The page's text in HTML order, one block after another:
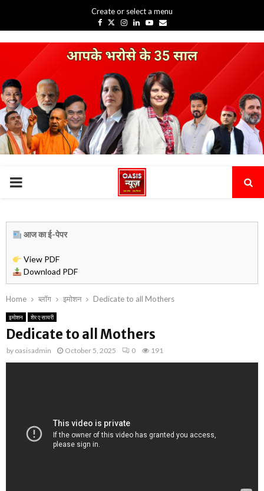
Create or select a menu
Facebook
TwitterInstagram
Linkedin
Youtube
Email
PRIMARY
Home ब्लॉग इमोशन Dedicate to all Mothers
इमोशन शेर ए सायरी
Dedicate to all Mothers
by oasisadmin October 5, 2025 0 191
आज का ई-पेपर
View PDF
Download PDF